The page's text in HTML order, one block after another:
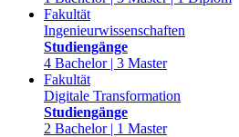
Fakultät
Ingenieurwissenschaften
Studiengänge
4 Bachelor | 3 Master
Fakultät
Digitale Transformation
Studiengänge
2 Bachelor | 1 Master